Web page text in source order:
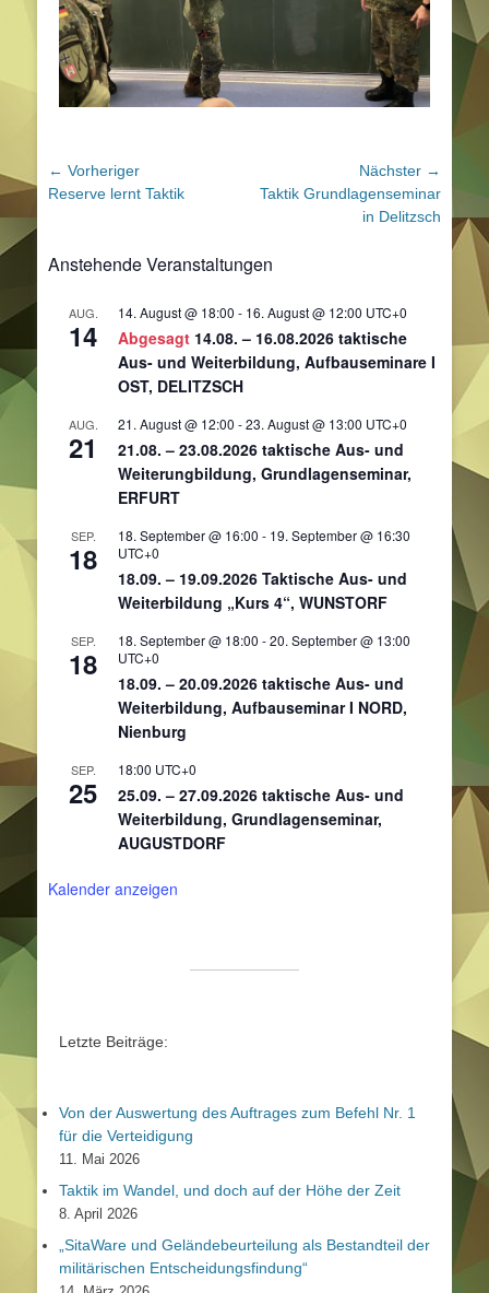
Beitragsnavigation
← Vorheriger
Vorheriger
Reserve lernt Taktik
Nächster →
Nächster
Taktik Grundlagenseminar
in Delitzsch
Anstehende Veranstaltungen
AUG.
14
14. August @ 18:00 - 16. August @ 12:00 UTC+0
Abgesagt 14.08. – 16.08.2026 taktische
Aus- und Weiterbildung, Aufbauseminare I
OST, DELITZSCH
AUG.
21
21. August @ 12:00 -23. August @ 13:00 UTC+0
21.08. – 23.08.2026 taktische Aus- und
Weiterungbildung, Grundlagenseminar,
ERFURT
SEP.
18
18. September @ 16:00 - 19. September @ 16:30
UTC+0
18.09. – 19.09.2026 Taktische Aus- und
Weiterbildung „Kurs 4“, WUNSTORF
SEP.
18
18. September @ 18:00 -20. September @ 13:00
UTC+0
18.09. – 20.09.2026 taktische Aus- und
Weiterbildung, Aufbauseminar I NORD,
Nienburg
SEP.
25
18:00 UTC+0
25.09. – 27.09.2026 taktische Aus- und
Weiterbildung, Grundlagenseminar,
AUGUSTDORF
Kalender anzeigen
Letzte Beiträge:
Von der Auswertung des Auftrages zum Befehl Nr. 1
für die Verteidigung
11. Mai 2026
Taktik im Wandel, und doch auf der Höhe der Zeit
8. April 2026
„SitaWare und Geländebeurteilung als Bestandteil der
militärischen Entscheidungsfindung“